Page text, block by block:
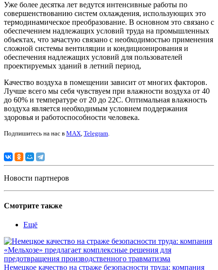
Уже более десятка лет ведутся интенсивные работы по
совершенствованию систем охлаждения, использующих это
термодинамическое преобразование. В основном это связано с
обеспечением надлежащих условий труда на промышленных
объектах, что зачастую связано с необходимостью применения
сложной системы вентиляции и кондиционирования и
обеспечения надлежащих условий для пользователей
проектируемых зданий в летний период,
Качество воздуха в помещении зависит от многих факторов.
Лучше всего мы себя чувствуем при влажности воздуха от 40
до 60% и температуре от 20 до 22С. Оптимальная влажность
воздуха является необходимым условием поддержания
здоровья и работоспособности человека.
Подпишитесь на нас в MAX Telegram
Новости партнеров
Смотрите также
Ещё
Немецкое качество на страже безопасности труда: компания